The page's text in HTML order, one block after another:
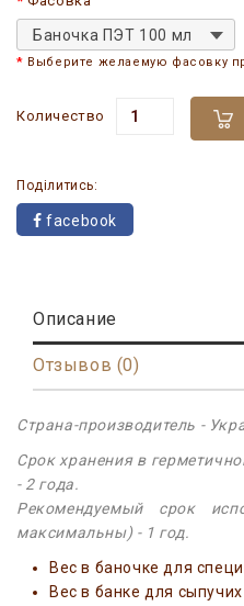
Баночка ПЭТ 100 мл
Выберите желаемую фасовку
Количество
Поділитись:
facebook
Описание
Отзывов (0)
Страна-производитель -
Срок хранения в
- 2 года.
Рекомендуемый срок
максимальны) - 1 год.
Вес в баночке для
Вес в банке для